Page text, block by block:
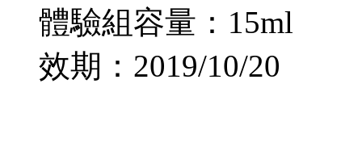
體驗組容量：15ml
效期：2019/10/20